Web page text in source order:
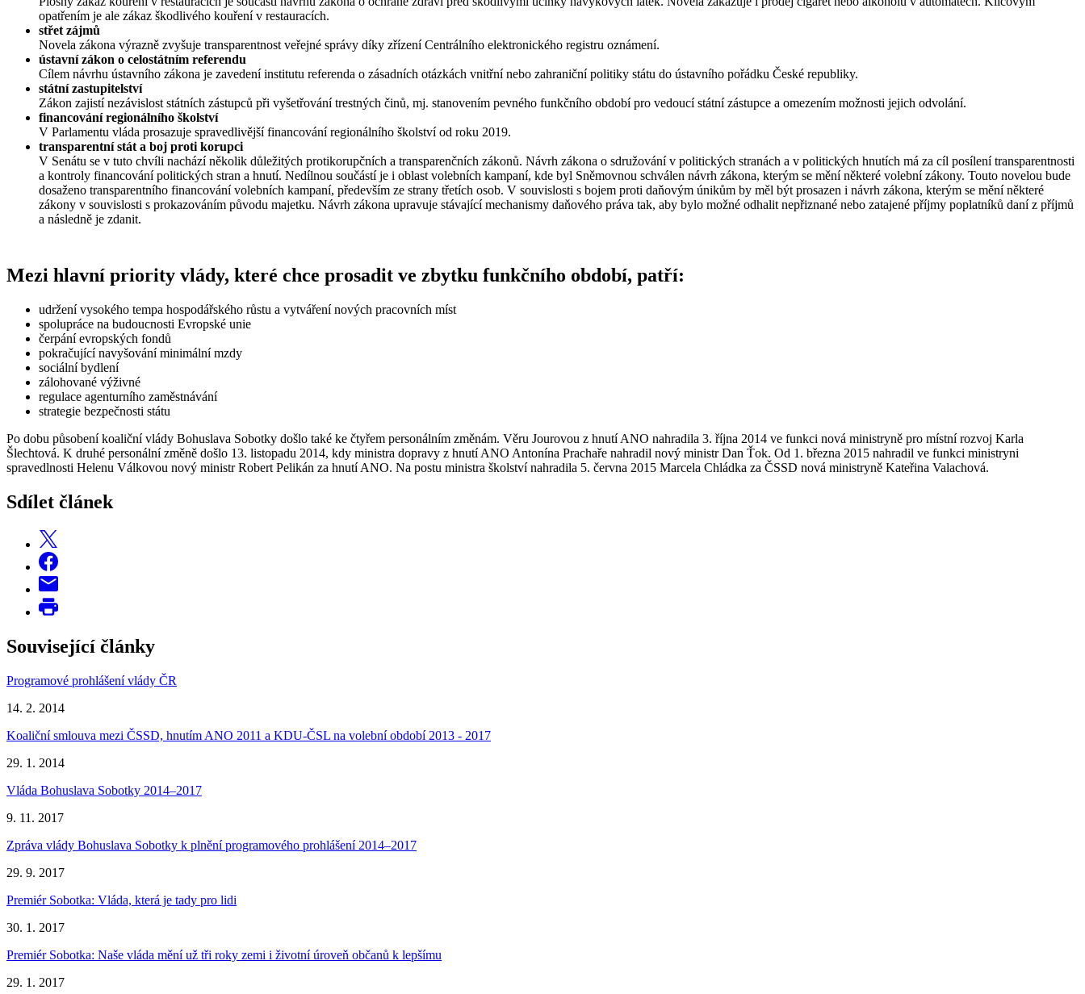
opatřením je ale zákaz škodlivého kouření v restauracích.
střet zájmů
Novela zákona výrazně zvyšuje transparentnost veřejné správy díky zřízení Centrálního elektronického registru oznámení.
ústavní zákon o celostátním referendu
Cílem návrhu ústavního zákona je zavedení institutu referenda o zásadních otázkách vnitřní nebo zahraniční politiky státu do ústavního pořádku České republiky.
státní zastupitelství
Zákon zajistí nezávislost státních zástupců při vyšetřování trestných činů, mj. stanovením pevného funkčního období pro vedoucí státní zástupce a omezením možnosti jejich odvolání.
financování regionálního školství
V Parlamentu vláda prosazuje spravedlivější financování regionálního školství od roku 2019.
transparentní stát a boj proti korupci
​V Senátu se v tuto chvíli nachází několik důležitých protikorupčních a transparenčních zákonů. Návrh zákona o sdružování v politických stranách a v politických hnutích má za cíl posílení transparentnosti
a kontroly financování politických stran a hnutí. Nedílnou součástí je i oblast volebních kampaní, kde byl Sněmovnou schválen návrh zákona, kterým se mění některé volební zákony. Touto novelou bude
dosaženo transparentního financování volebních kampaní, především ze strany třetích osob. V souvislosti s bojem proti daňovým únikům by měl být prosazen i návrh zákona, kterým se mění některé
zákony v souvislosti s prokazováním původu majetku. Návrh zákona upravuje stávající mechanismy daňového práva tak, aby bylo možné odhalit nepřiznané nebo zatajené příjmy poplatníků daní z příjmů
a následně je zdanit.
Mezi hlavní priority vlády, které chce prosadit ve zbytku funkčního období, patří:
udržení vysokého tempa hospodářského růstu a vytváření nových pracovních míst
spolupráce na budoucnosti Evropské unie
čerpání evropských fondů
pokračující navyšování minimální mzdy
sociální bydlení
zálohované výživné
regulace agenturního zaměstnávání
strategie bezpečnosti státu
Po dobu působení koaliční vlády Bohuslava Sobotky došlo také ke čtyřem personálním změnám. Věru Jourovou z hnutí ANO nahradila 3. října 2014 ve funkci nová ministryně pro místní rozvoj Karla
Šlechtová. K druhé personální změně došlo 13. listopadu 2014, kdy ministra dopravy z hnutí ANO Antonína Prachaře nahradil nový ministr Dan Ťok. Od 1. března 2015 nahradil ve funkci ministryni
spravedlnosti Helenu Válkovou nový ministr Robert Pelikán za hnutí ANO. Na postu ministra školství nahradila 5. června 2015 Marcela Chládka za ČSSD nová ministryně Kateřina Valachová.
Sdílet článek
Související články
Programové prohlášení vlády ČR
14. 2. 2014
Koaliční smlouva mezi ČSSD, hnutím ANO 2011 a KDU-ČSL na volební období 2013 - 2017
29. 1. 2014
Vláda Bohuslava Sobotky 2014–2017
9. 11. 2017
Zpráva vlády Bohuslava Sobotky k plnění programového prohlášení 2014–2017
29. 9. 2017
Premiér Sobotka: Vláda, která je tady pro lidi
30. 1. 2017
Premiér Sobotka: Naše vláda mění už tři roky zemi i životní úroveň občanů k lepšímu
29. 1. 2017